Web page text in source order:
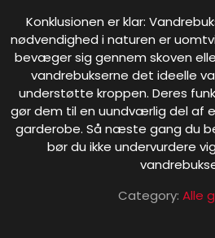
Konklusionen er klar:
nødvendighed i naturen er
bevæger sig gennem skoven
vandrebukserne det ideelle
understøtte kroppen. Deres
gør dem til en uundværlig del af
garderobe. Så næste gang du
bør du ikke undervurdere
Category: Alle